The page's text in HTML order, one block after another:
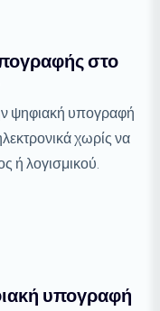
στο
ψηφιακή υπογραφή
χωρίς να
ή λογισμικού.
υπογραφή